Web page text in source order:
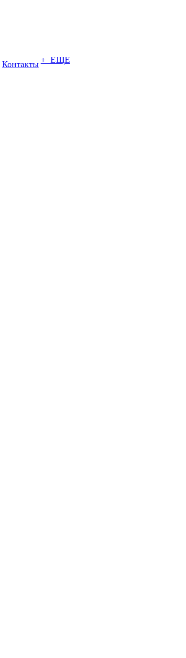
Контакты + ЕЩЕ